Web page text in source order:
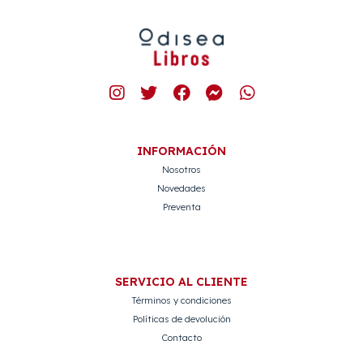
INFORMACIÓN
Nosotros
Novedades
Preventa
SERVICIO AL CLIENTE
Términos y condiciones
Políticas de devolución
Contacto